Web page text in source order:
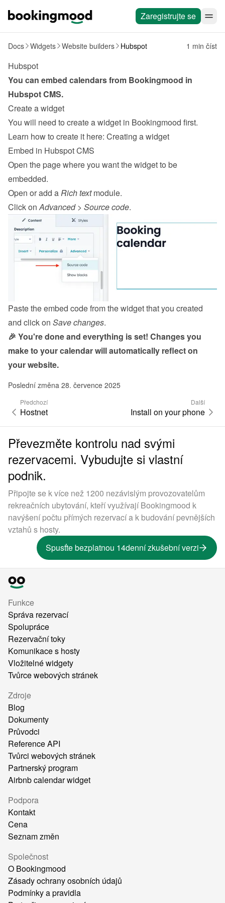
Zaregistrujte se
Docs Widgets Website builders Hubspot 1 min číst
Hubspot
HubspotCMS.
Create a widget
You will need to create a widget in Bookingmood first.
Learn how to create it here: Creating a widget
Embed in Hubspot CMS
Open the page where you want the widget to be
embedded.
Open or add a Rich text module.
Click on Advanced > Source code.
Paste the embed code from the widget that you created
and click on Save changes.
🎉 You're done and everything is set! Changes you
make to your calendar will automatically reflect on
your website.
Poslední změna 28. července 2025
Předchozí
Hostnet
Další
Install on your phone
Převezměte kontrolu nad svými
rezervacemi. Vybudujte si vlastní
podnik.
Připojte se k více než 1200 nezávislým provozovatelům
rekreačních ubytování, kteří využívají Bookingmood k
navýšení počtu přímých rezervací a k budování pevnějších
vztahů s hosty.
Spusťte bezplatnou 14denní zkušební verzi
Funkce
Správa rezervací
Spolupráce
Rezervační toky
Komunikace s hosty
Vložitelné widgety
Tvůrce webových stránek
Zdroje
Blog
Dokumenty
Průvodci
Reference API
Tvůrci webových stránek
Partnerský program
Airbnb calendar widget
Podpora
Kontakt
Cena
Seznam změn
Společnost
O Bookingmood
Zásady ochrany osobních údajů
Podmínky a pravidla